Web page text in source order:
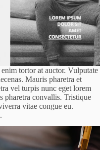
tortor at auctor. Vulputate
Mauris pharetra et
vel turpis nunc eget lorem
pharetra convallis. Tristique
vitae congue eu.